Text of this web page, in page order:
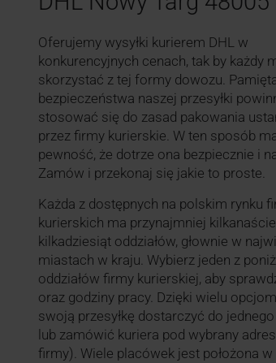
Oferujemy wysyłki kurierem DHL w
konkurencyjnych cenach, tak by każdy
skorzystać z tej formy dowozu.
bezpieczeństwa naszej przesyłki
stosować się do zasad pakowania
przez firmy kurierskie. W ten sposób
pewność, że dotrze ona bezpiecznie i
Zamów i przekonaj się jakie to proste.
Każda z dostępnych na polskim rynku
kurierskich ma przynajmniej
kilkadziesiąt oddziałów, głownie w
miastach w kraju. Wybierz jeden z
oddziałów firmy kurierskiej, aby
oraz godziny pracy. Dzięki wielu
swoją przesyłkę dostarczyć do
lub zamówić kuriera pod wybrany
firmy). Wiele placówek jest położona w